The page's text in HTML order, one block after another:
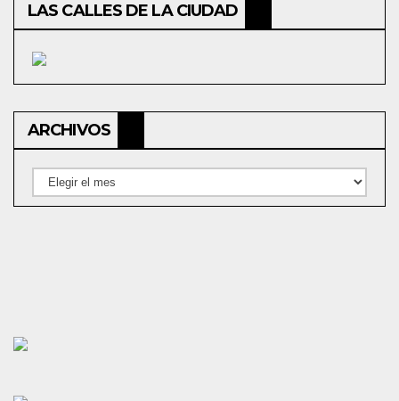
LAS CALLES DE LA CIUDAD
ARCHIVOS
Archivos